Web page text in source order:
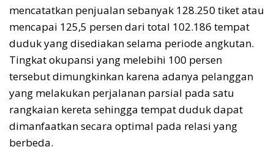
mencatatkan penjualan sebanyak 128.250 tiket atau
mencapai 125,5 persen dari total 102.186 tempat
duduk yang disediakan selama periode angkutan.
Tingkat okupansi yang melebihi 100 persen
tersebut dimungkinkan karena adanya pelanggan
yang melakukan perjalanan parsial pada satu
rangkaian kereta sehingga tempat duduk dapat
dimanfaatkan secara optimal pada relasi yang
berbeda.